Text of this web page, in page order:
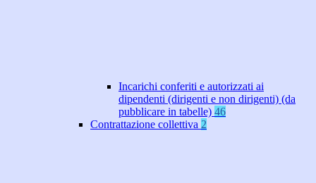
Incarichi conferiti e autorizzati ai
dipendenti (dirigenti e non dirigenti) (da
pubblicare in tabelle) 46
Contrattazione collettiva 2